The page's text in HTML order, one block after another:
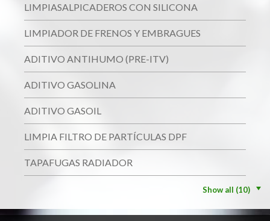
LIMPIASALPICADEROS CON SILICONA
LIMPIADOR DE FRENOS Y EMBRAGUES
ADITIVO ANTIHUMO (PRE-ITV)
ADITIVO GASOLINA
ADITIVO GASOIL
LIMPIA FILTRO DE PARTÍCULAS DPF
TAPAFUGAS RADIADOR
Show all (10)